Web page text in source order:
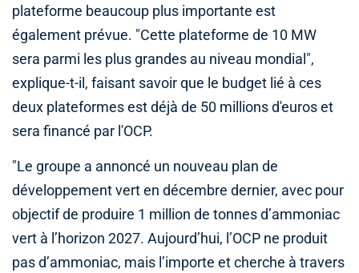
plateforme beaucoup plus importante est
également prévue. "Cette plateforme de 10 MW
sera parmi les plus grandes au niveau mondial",
explique-t-il, faisant savoir que le budget lié à ces
deux plateformes est déjà de 50 millions d'euros et
sera financé par l'OCP.
"Le groupe a annoncé un nouveau plan de
développement vert en décembre dernier, avec pour
objectif de produire 1 million de tonnes d’ammoniac
vert à l’horizon 2027. Aujourd’hui, l’OCP ne produit
pas d’ammoniac, mais l’importe et cherche à travers